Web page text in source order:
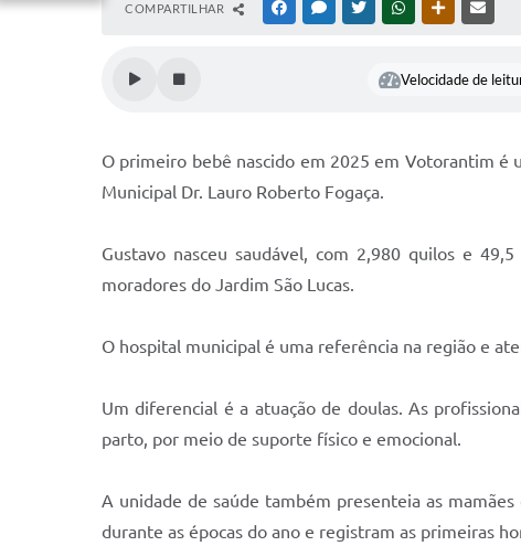
COMPARTILHAR FACEBOOKMESSENGER
TWITTERWHATSAPPOUTRAS
Velocidade de
O primeiro bebê nascido em 2025 em Votorantim é
Municipal Dr. Lauro Roberto Fogaça.
Gustavo nasceu saudável, com 2,980 quilos e
moradores do Jardim São Lucas.
O hospital municipal é uma referência na região e
Um diferencial é a atuação de doulas. As
parto, por meio de suporte físico e emocional.
A unidade de saúde também presenteia as
durante as épocas do ano e registram as primeiras